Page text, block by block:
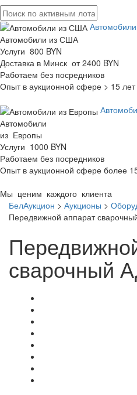
Автомобили из США
Услуги 800 BYN
Доставка в Минск от 2400 BYN
Работаем без посредников
Опыт в аукционной сфере > 15 лет
Автомобили
из Европы
Услуги 1000 BYN
Работаем без посредников
Опыт в аукционной сфере более
Мы ценим каждого клиента
БелАукцион > Аукционы >
Передвижной аппарат
сварочный